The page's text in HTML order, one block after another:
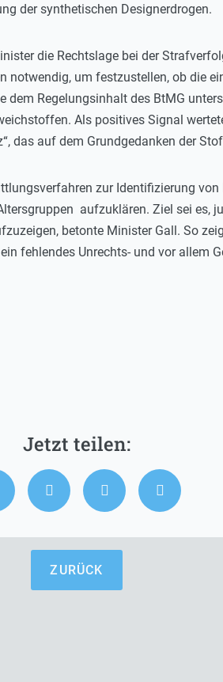
der synthetischen Designerdrogen.
die Rechtslage bei der
notwendig, um festzustellen, ob die
Regelungsinhalt des BtMG
Als positives Signal
das auf dem Grundgedanken der
zur Identifizierung
aufzuklären. Ziel sei es,
betonte Minister Gall. So
fehlendes Unrechts- und vor allem
ZURÜCK